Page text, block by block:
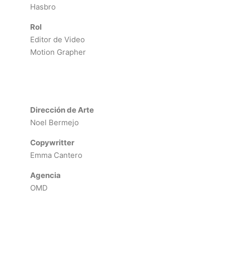
Hasbro
Rol
Editor de Video
Motion Grapher
Dirección de Arte
Noel Bermejo
Copywritter
Emma Cantero
Agencia
OMD